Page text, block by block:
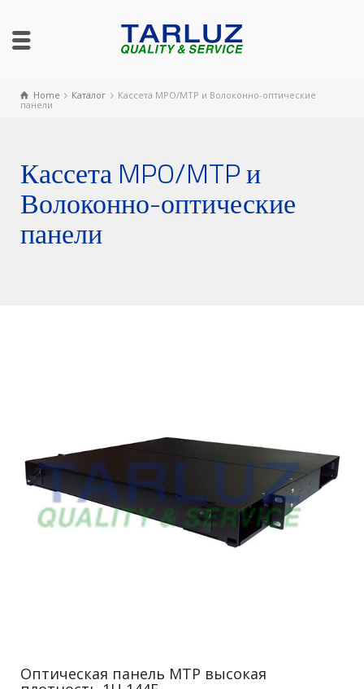
Home Каталог
Кассета MPO/MTP и Волоконно-оптические
панели
Кассета MPO/MTP и
Волоконно-оптические
панели
Оптическая панель MTP высокая